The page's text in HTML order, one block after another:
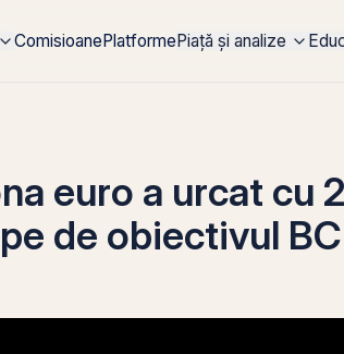
ComisioanePlatformePiață și analize
euro a urcat cu
de obiectivul BC